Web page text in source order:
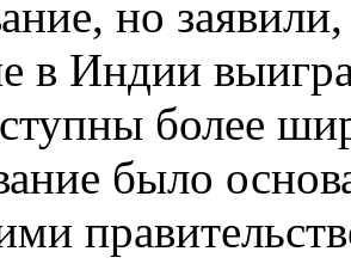
но
в Индии
более
было